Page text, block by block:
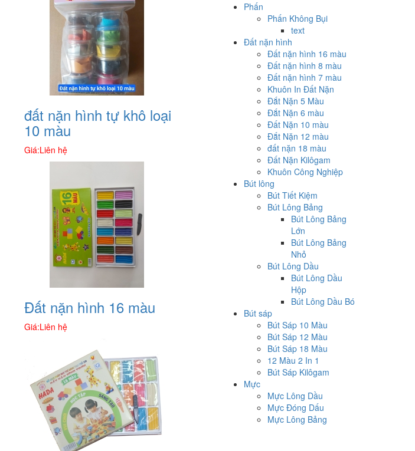
đất nặn hình tự khô loại
10 màu
Giá:Liên hệ
Đất nặn hình 16 màu
Giá:Liên hệ
Phấn
Phấn Không Bụi
text
Đất nặn hình
Đất nặn hình 16 màu
Đất nặn hình 8 màu
Đất nặn hình 7 màu
Khuôn In Đất Nặn
Đắt Nặn 5 Màu
Đắt Nặn 6 màu
Đất Nặn 10 màu
Đắt Nặn 12 màu
đất nặn 18 màu
Đất Nặn Kilôgam
Khuôn Công Nghiệp
Bút lông
Bút Tiết Kiệm
Bút Lông Bảng
Bút Lông Bảng
Lớn
Bút Lông Bảng
Nhỏ
Bút Lông Dầu
Bút Lông Dầu
Hộp
Bút Lông Dầu Bó
Bút sáp
Bút Sáp 10 Màu
Bút Sáp 12 Màu
Bút Sáp 18 Màu
12 Màu 2 In 1
Bút Sáp Kilôgam
Mực
Mực Lông Dầu
Mực Đóng Dấu
Mực Lông Bảng